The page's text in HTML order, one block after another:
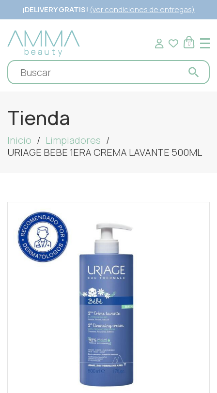
¡DELIVERY GRATIS! (ver condiciones de entregas)
0
Tienda
Inicio
Limpiadores
URIAGE BEBE 1ERA CREMA LAVANTE 500ML